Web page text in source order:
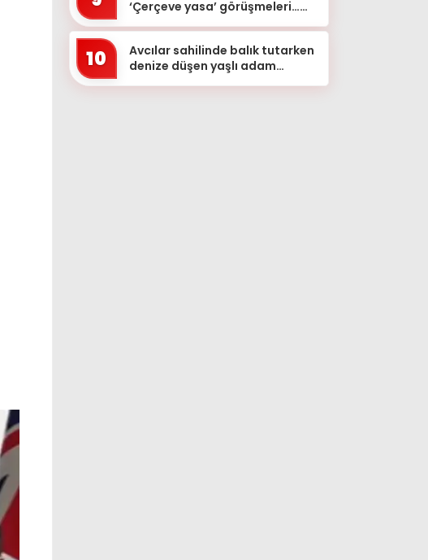
‘Çerçeve yasa’ görüşmeleri…
10
Avcılar sahilinde balık tutarken
denize düşen yaşlı adam